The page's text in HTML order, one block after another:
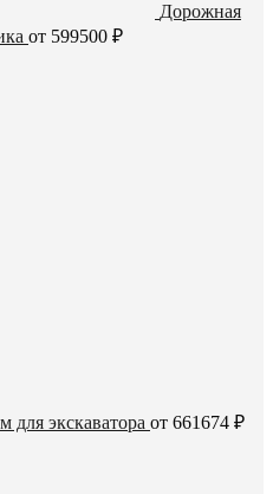
Дорожная
от 599500 ₽
для экскаватора от 661674 ₽